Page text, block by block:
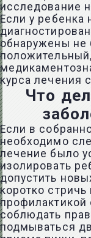
исследование
Если у ребенка
обнаружены не
курса лечения
Что
Если в
необходимо
лечение было
изолировать
допустить
коротко
соблюдать
подмываться